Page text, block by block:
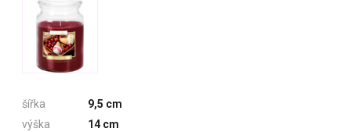
šířka
9,5 cm
výška
14 cm